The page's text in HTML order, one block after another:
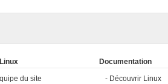
du site
Documentation
Découvrir Linux